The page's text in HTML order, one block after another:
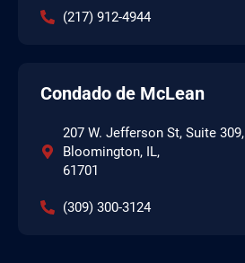
(217) 912-4944
Condado de McLean
207 W. Jefferson St, Suite 309,
Bloomington, IL,
61701
(309) 300-3124